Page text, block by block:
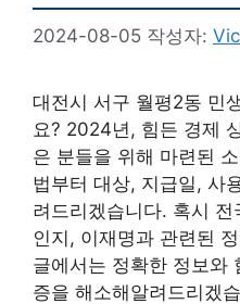
2024-08-05 작성자:
대전시 서구 월평2동 민
요? 2024년, 힘든 경제
은 분들을 위해 마련된
법부터 대상, 지급일, 사
려드리겠습니다. 혹시
인지, 이재명과 관련된
글에서는 정확한 정보와
증을 해소해알려드리겠